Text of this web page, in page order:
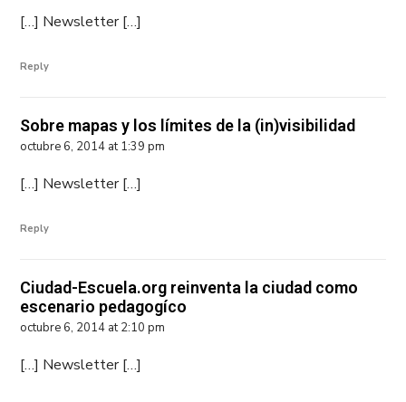
[…] Newsletter […]
Reply
Sobre mapas y los límites de la (in)visibilidad
octubre 6, 2014 at 1:39 pm
[…] Newsletter […]
Reply
Ciudad-Escuela.org reinventa la ciudad como
escenario pedagogíco
octubre 6, 2014 at 2:10 pm
[…] Newsletter […]